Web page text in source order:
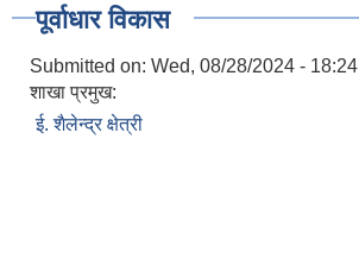
पूर्वाधार विकास
Submitted on: Wed, 08/28/2024 - 18:24
शाखा प्रमुख:
ई. शैलेन्द्र क्षेत्री